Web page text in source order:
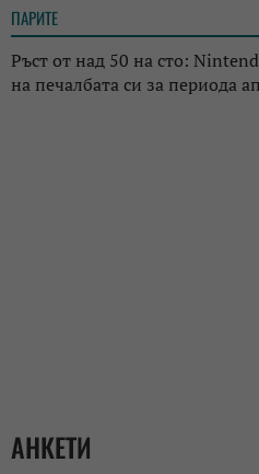
ПАРИТЕ
Ръст от над 50 на сто:
на печалбата си за периода
АНКЕТИ